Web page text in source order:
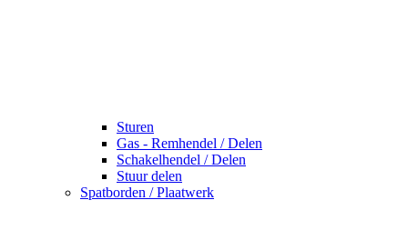
Sturen
Gas - Remhendel / Delen
Schakelhendel / Delen
Stuur delen
Spatborden / Plaatwerk